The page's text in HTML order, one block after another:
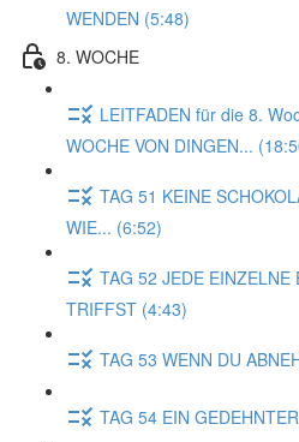
WENDEN (5:48)
8. WOCHE
LEITFADEN für die 8.
WOCHE VON DINGEN...
TAG 51 KEINE
WIE... (6:52)
TAG 52 JEDE EINZELNE
TRIFFST (4:43)
TAG 53 WENN DU
TAG 54 EIN